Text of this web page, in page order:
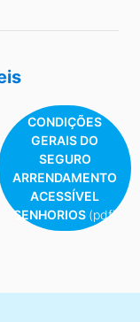
CONDIÇÕES
GERAIS DO
SEGURO
ARRENDAMENTO
ACESSÍVEL
SENHORIOS (pdf)